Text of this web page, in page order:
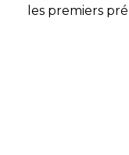
les premiers